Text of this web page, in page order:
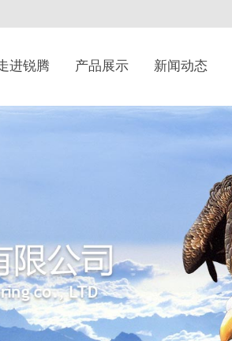
进锐腾 产品展示 新闻动态